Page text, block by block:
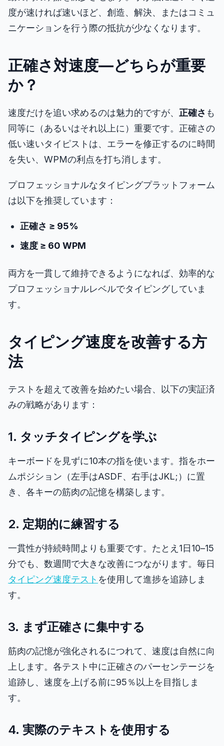
度が速ければ速いほど、創造、解決、またはコミュ
ニケーションを行う際の抵抗が少なくなります。
正確さ対速度—どちらが重要
か？
速度だけを追い求めるのは魅力的ですが、 正確さ も
同等に（あるいはそれ以上に）重要です。正確さの
低い速いタイピストは、エラーを修正するのに時間
を失い、WPMの利点を打ち消します。
プロフェッショナルなタイピングプラットフォーム
は以下を推奨しています：
正確さ ≥ 95%
速度 ≥ 60 WPM
両方を一貫して維持できるようになれば、効率的な
プロフェッショナルレベルでタイピングしていま
す。
タイピング速度を改善する方
法
テストを超えて改善を始めたい場合、以下の実証済
みの戦略があります：
1. タッチタイピングを学ぶ
キーボードを見ずに10本の指を使います。指をホー
ムポジション（左手はASDF、右手はJKL;）に置
き、各キーの筋肉の記憶を構築します。
2. 定期的に練習する
一貫性が持続時間よりも重要です。たとえ1日10–15
分でも、数週間で大きな改善につながります。毎日
タイピング速度テスト を使用して進捗を追跡しま
す。
3. まず正確さに集中する
筋肉の記憶が強化されるにつれて、速度は自然に向
上します。各テスト中に正確さのパーセンテージを
追跡し、速度を上げる前に95％以上を目指しま
す。
4. 実際のテキストを使用する